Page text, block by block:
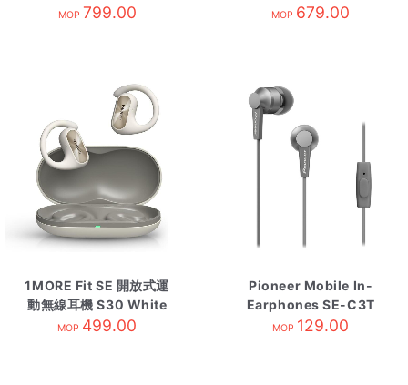
MOP 799.00
Transparent Red
MOP 679.00
1MORE Fit SE 開放式運
動無線耳機 S30 White
MOP 499.00
Pioneer Mobile In-
Earphones SE-C3T
Gray
MOP 129.00